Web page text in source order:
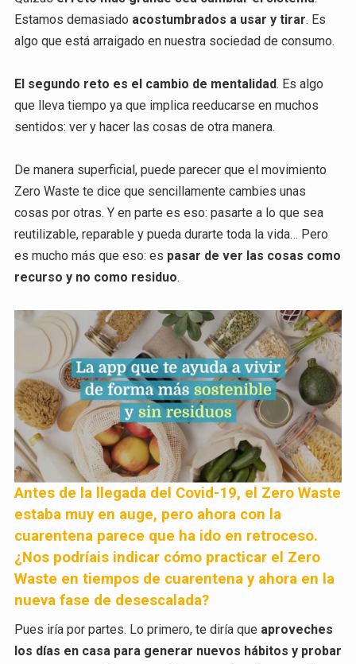
Estamos demasiado acostumbrados a usar y tirar. Es
algo que está arraigado en nuestra sociedad de consumo.
El segundo reto es el cambio de mentalidad. Es algo
que lleva tiempo ya que implica reeducarse en muchos
sentidos: ver y hacer las cosas de otra manera.
De manera superficial, puede parecer que el movimiento
Zero Waste te dice que sencillamente cambies unas
cosas por otras. Y en parte es eso: pasarte a lo que sea
reutilizable, reparable y pueda durarte toda la vida… Pero
es mucho más que eso: es pasar de ver las cosas como
recurso y no como residuo.
Antes de la llegada del Covid-19, el Zero Waste
estaba muy en auge, pero ahora con la
cuarentena parece que ha ido en retroceso.
¿Nos podríais indicar cómo practicar el Zero
Waste en tiempos de cuarentena y ahora en la
nueva fase de desescalada?
Pues iría por partes. Lo primero, te diría que aproveches
los días en casa para generar nuevos hábitos y probar